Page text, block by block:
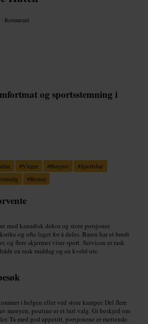
• Restaurant
og sportsstemning i
#Vinger #Burgere #Sportsbar
#Brunsj
med kanadisk dekor og store porsjoner.
og ofte laget for å deles. Baren har et bredt
og flere skjermer viser sport. Servicen er rask
en rask middag og en kveld ute.
i helgen eller ved store kamper. Del flere
menyen, poutine er et lurt valg. Gi beskjed om
Ta med god appetitt, porsjonene er mettende.